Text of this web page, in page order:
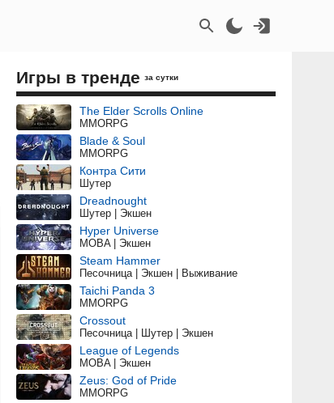
Игры в тренде за сутки
The Elder Scrolls Online
MMORPG
Blade & Soul
MMORPG
Контра Сити
Шутер
Dreadnought
Шутер | Экшен
Hyper Universe
MOBA | Экшен
Steam Hammer
Песочница | Экшен | Выживание
Taichi Panda 3
MMORPG
Crossout
Песочница | Шутер | Экшен
League of Legends
MOBA | Экшен
Zeus: God of Pride
MMORPG